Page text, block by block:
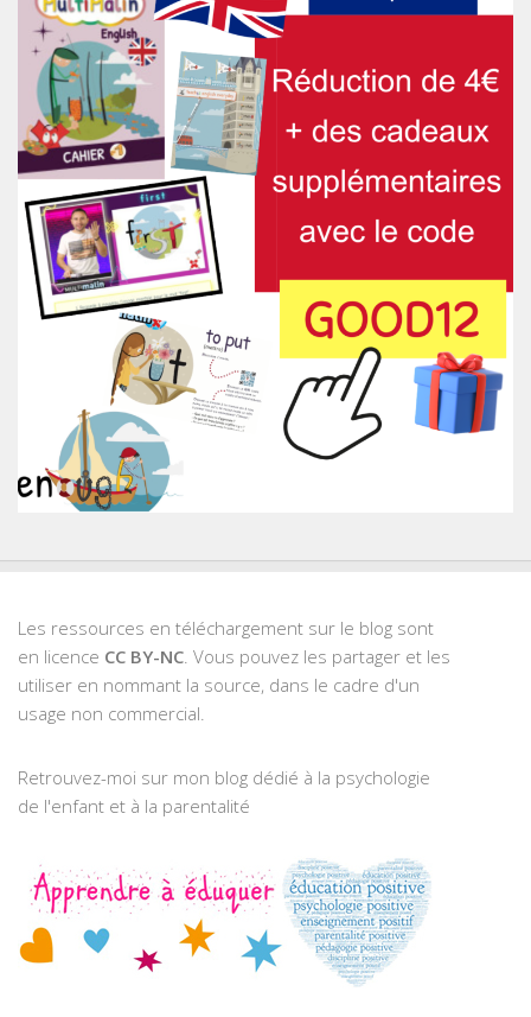
Les ressources en téléchargement sur le blog sont
en licence CC BY-NC . Vous pouvez les partager et les
utiliser en nommant la source, dans le cadre d'un
usage non commercial.
Retrouvez-moi sur mon blog dédié à la psychologie
de l'enfant et à la parentalité